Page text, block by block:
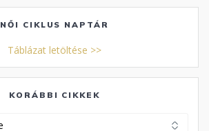
NŐI CIKLUS NAPTÁR
Táblázat letöltése >>
KORÁBBI CIKKEK